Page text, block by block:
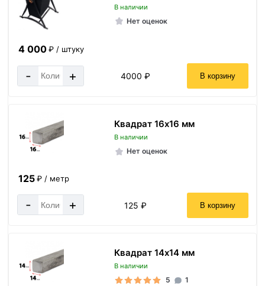
В наличии
Нет оценок
4 000₽ / штуку
- + 4000 ₽ В корзину
Квадрат 16х16 мм
В наличии
Нет оценок
125₽ / метр
- + 125 ₽ В корзину
Квадрат 14х14 мм
В наличии
5 1